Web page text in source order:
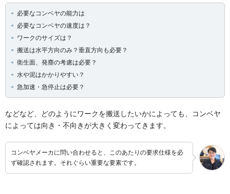
必要なコンベヤの能力は
必要なコンベヤの速度は？
ワークのサイズは？
搬送は水平方向のみ？垂直方向も必要？
衛生面、発塵の考慮は必要？
水や泥はかかりやすい？
急加速・急停止は必要？
などなど、どのようにワークを搬送したいかによっても、コンベヤ
によっては向き・不向きが大きく変わってきます。
コンベヤメーカに問い合わせると、このあたりの要求仕様を必
ず確認されます。それぐらい重要な要素です。